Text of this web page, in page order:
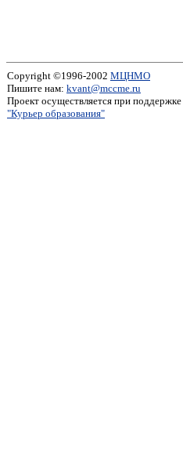
Copyright ©1996-2002 МЦНМО
Пишите нам: kvant@mccme.ru
Проект осуществляется при поддержке
"Курьер образования"